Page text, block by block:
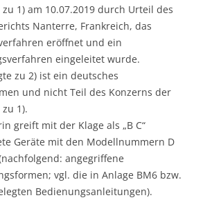
zu 1) am 10.07.2019 durch Urteil des
Nanterre, Frankreich, das
eröffnet und ein
eingeleitet wurde.
zu 2) ist ein deutsches
und nicht Teil des Konzerns der
1).
greift mit der Klage als „B C“
Geräte mit den Modellnummern D
angegriffene
vgl. die in Anlage BM6 bzw.
Bedienungsanleitungen).